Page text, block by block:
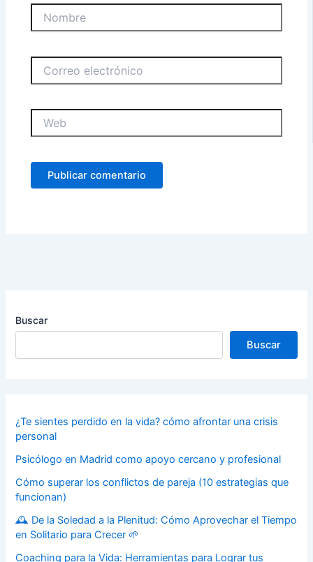
electrónico
Buscar
Buscar
¿Te sientes perdido en la vida? cómo afrontar una crisis
personal
Psicólogo en Madrid como apoyo cercano y profesional
Cómo superar los conflictos de pareja (10 estrategias que
funcionan)
🕰️ De la Soledad a la Plenitud: Cómo Aprovechar el Tiempo
en Solitario para Crecer 🌱
Coaching para la Vida: Herramientas para Lograr tus